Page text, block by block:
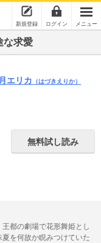
新規登録 ログイン メニュー
な求愛
エリカ （はづきえりか）
無料試し読み
都の劇場で花形舞姫とし
を何故か睨みつけていた